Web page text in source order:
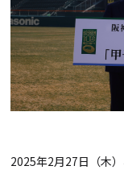
2025年2月27日（木